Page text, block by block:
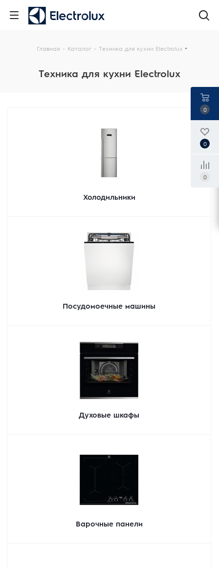
Главная - Каталог - Техника для кухни Electrolux
Техника для кухни Electrolux
Холодильники
Посудомоечные машины
Духовые шкафы
Варочные панели
0
0
0